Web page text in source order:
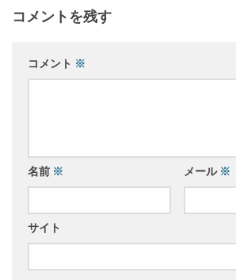
コメントを残す
コメント ※
名前 ※ メール ※
サイト